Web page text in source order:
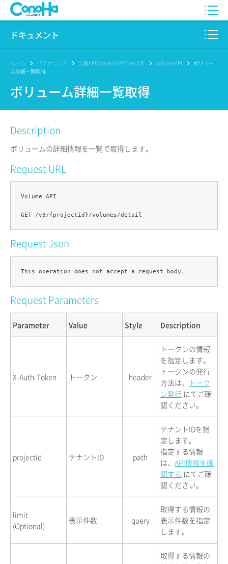
WING
Pencil
サービス一覧
サポート
ドキュメント
このサイトについて
プロダクト
リファレンス
リリースノート
ホーム リファレンス 公開API(ConoHa VPS Ver.3.0) Volume API
ボリュー
ム詳細一覧取得
ボリューム詳細一覧取得
Description
ボリュームの詳細情報を一覧で取得します。
Request URL
Volume API
Request Json
Request Parameters
Parameter Value Style Description
X-Auth-Token トークン header
トークンの情報
を指定します。
トークンの発行
方法は、
トーク
ン発行 にてご確
認ください。
projectid テナントID path
テナントIDを指
定します。
指定する情報
は、 API情報を確
認する にてご確
認ください。
limit
(Optional)
表示件数 query
取得する情報の
表示件数を指定
します。
取得する情報の